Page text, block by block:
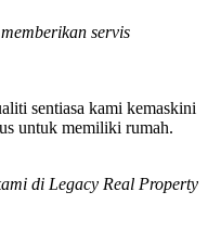
servis
sentiasa kami kemaskini
untuk memiliki rumah.
di Legacy Real Property